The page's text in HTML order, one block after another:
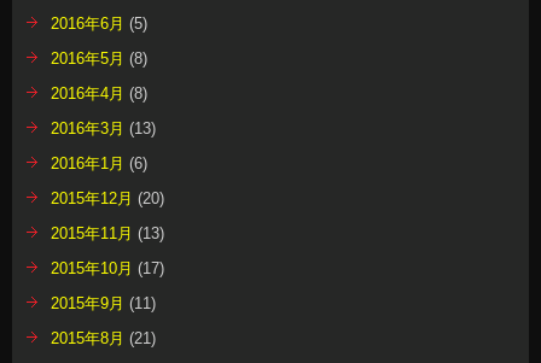
2016年6月 (5)
2016年5月 (8)
2016年4月 (8)
2016年3月 (13)
2016年1月 (6)
2015年12月 (20)
2015年11月 (13)
2015年10月 (17)
2015年9月 (11)
2015年8月 (21)